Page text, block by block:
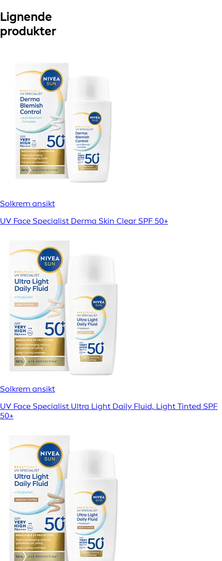
Lignende
produkter
Solkrem ansikt
UV Face Specialist Derma Skin Clear SPF 50+
Solkrem ansikt
UV Face Specialist Ultra Light Daily Fluid, Light Tinted SPF
50+